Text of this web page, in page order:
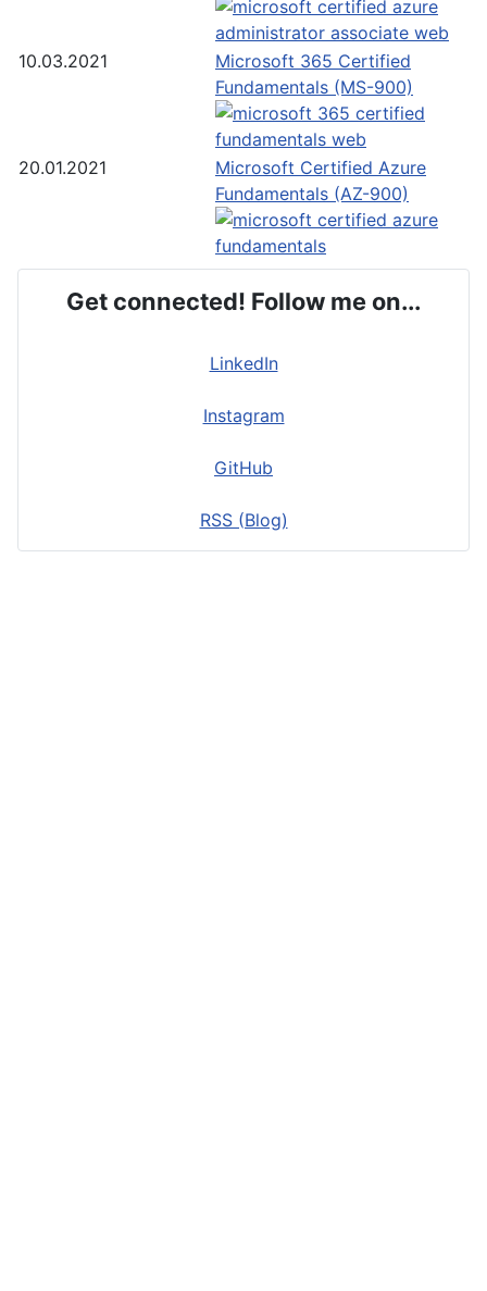
10.03.2021
Microsoft 365 Certified
Fundamentals (MS-900)
20.01.2021
Microsoft Certified Azure
Fundamentals (AZ-900)
Get connected! Follow me on...
LinkedIn
Instagram
GitHub
RSS (Blog)